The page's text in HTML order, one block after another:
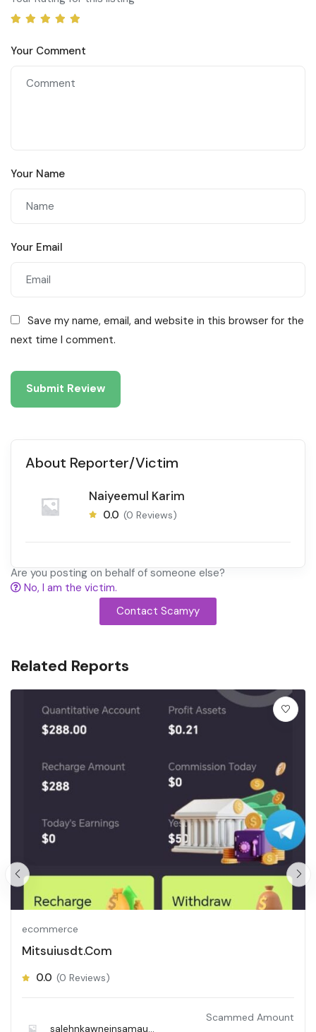
Your Comment
Your Name
Your Email
Save my name, email, and website in this browser for the
next time I comment.
About Reporter/Victim
Naiyeemul Karim
0.0 (0 Reviews)
Are you posting on behalf of someone else?
No, I am the victim.
Contact Scamyy
Related Reports
ecommerce
Mitsuiusdt.Com
0.0 (0 Reviews)
salehnkawneinsamaun40766
Scammed Amount